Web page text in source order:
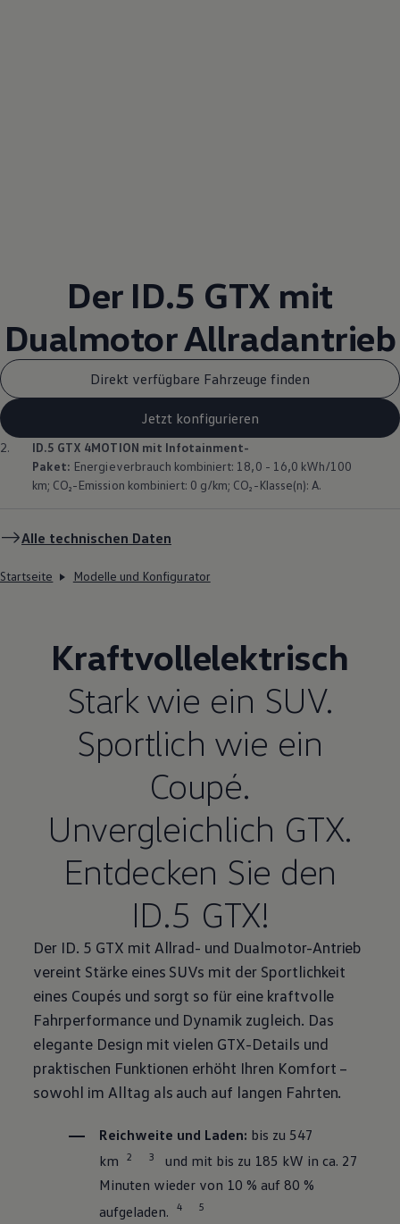
Der ID.5 GTX mit
DualmotorAllradantrieb
Direkt verfügbare Fahrzeuge finden
Jetzt konfigurieren
2. ID.5 GTX 4MOTION mit Infotainment-
Paket: Energieverbrauch kombiniert: 18,0 - 16,0 kWh/100
km; CO₂-Emission kombiniert: 0 g/km; CO₂-Klasse(n): A.
Alle technischen Daten
Startseite Modelle und Konfigurator
Kraftvollelektrisch
Stark wie ein SUV.
Sportlich wie ein
Coupé.
Unvergleichlich GTX.
Entdecken Sie den
ID.5 GTX!
Der ID. 5 GTX mit Allrad- und Dualmotor-Antrieb
vereint Stärke eines SUVs mit der Sportlichkeit
eines Coupés und sorgt so für eine kraftvolle
Fahrperformance und Dynamik zugleich. Das
elegante Design mit vielen GTX-Details und
praktischen Funktionen erhöht Ihren Komfort –
sowohl im Alltag als auch auf langen Fahrten.
Reichweite und Laden: bis zu 547
km
2 3
und mit bis zu 185 kW in ca. 27
Minuten wieder von 10 % auf 80 %
aufgeladen.
4 5